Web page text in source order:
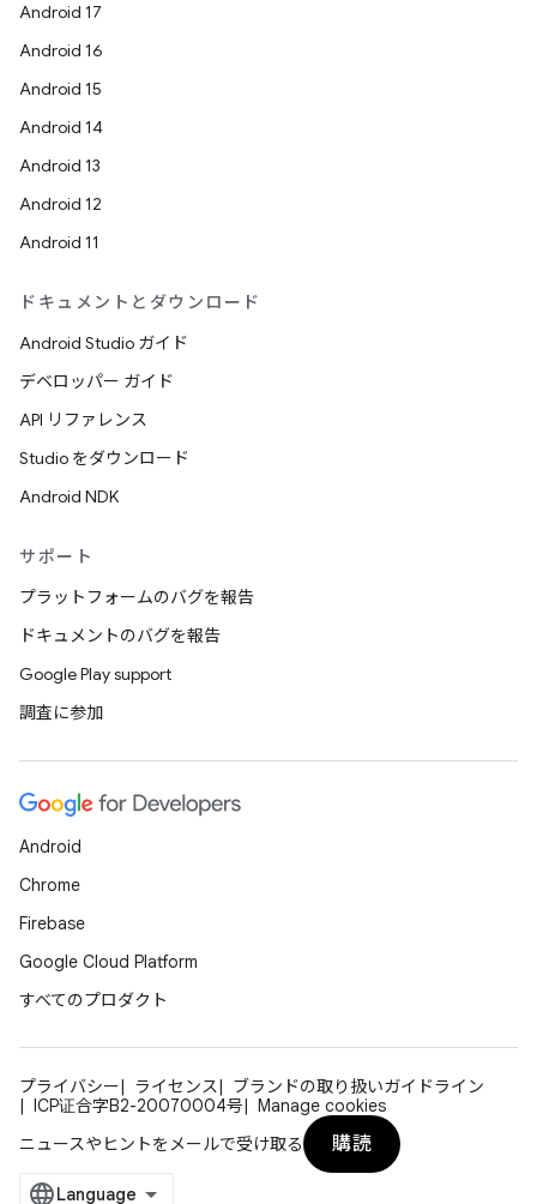
Android 17
Android 16
Android 15
Android 14
Android 13
Android 12
Android 11
ドキュメントとダウンロード
Android Studio ガイド
デベロッパー ガイド
API リファレンス
Studio をダウンロード
Android NDK
サポート
プラットフォームのバグを報告
ドキュメントのバグを報告
Google Play support
調査に参加
Android
Chrome
Firebase
Google Cloud Platform
すべてのプロダクト
プライバシー ライセンス
ブランドの取り扱いガイドライン
ICP证合字B2-20070004号
Manage cookies
ニュースやヒントをメールで受け取る
購読